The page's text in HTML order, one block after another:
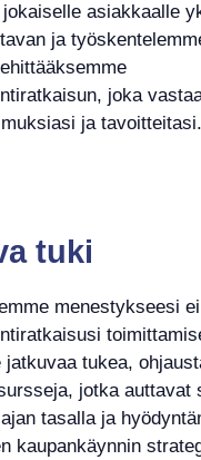
asiakkaalle
ja
joka
ja tavoitteitasi.
tuki
menestykseesi
jatkuvaa tukea,
jotka auttavat
tasalla ja
kaupankäynnin